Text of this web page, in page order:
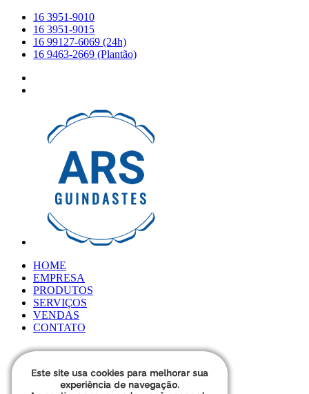
16 3951-9010
16 3951-9015
16 99127-6069 (24h)
16 9463-2669 (Plantão)
HOME
EMPRESA
PRODUTOS
SERVIÇOS
VENDAS
CONTATO